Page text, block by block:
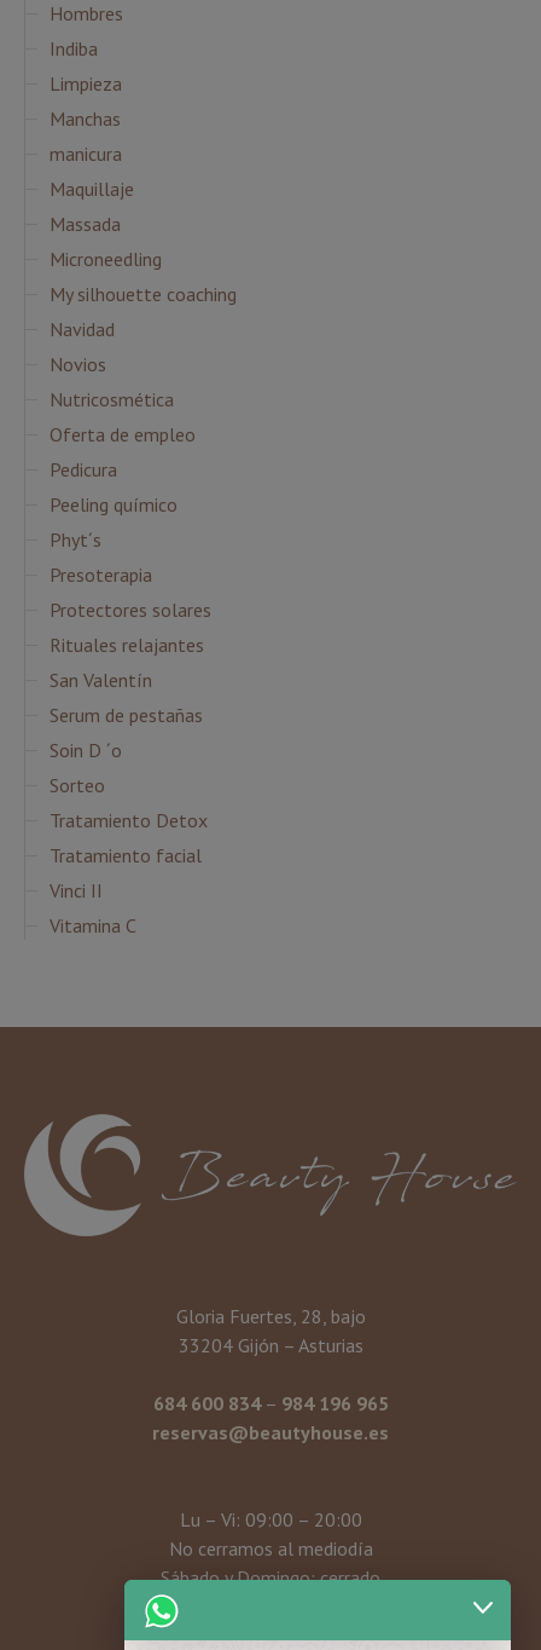
Hombres
Indiba
Limpieza
Manchas
manicura
Maquillaje
Massada
Microneedling
My silhouette coaching
Navidad
Novios
Nutricosmética
Oferta de empleo
Pedicura
Peeling químico
Phyt´s
Presoterapia
Protectores solares
Rituales relajantes
San Valentín
Serum de pestañas
Soin D ´o
Sorteo
Tratamiento Detox
Tratamiento facial
Vinci II
Vitamina C
Gloria Fuertes, 28, bajo
33204 Gijón – Asturias
684 600 834– 984 196 965
reservas@beautyhouse.es
Lu – Vi: 09:00 – 20:00
No cerramos al mediodía
Sábado y Domingo: cerrado